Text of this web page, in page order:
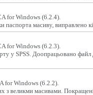
for Windows (6.2.4).
паспорта масиву, виправлено
for Windows (6.2.3).
у SPSS. Доопрацьовано
for Windows (6.2.2).
з великми масивами.